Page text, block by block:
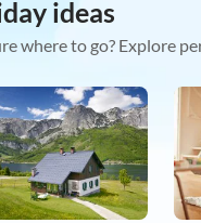
ideas
where to go? Explore